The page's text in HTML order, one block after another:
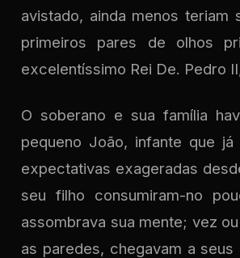
avistado, ainda menos
primeiros pares de olhos
excelentíssimo Rei De. Pedro
O soberano e sua família
pequeno João, infante que
expectativas exageradas
seu filho consumiram-no
assombrava sua mente; vez
as paredes, chegavam a